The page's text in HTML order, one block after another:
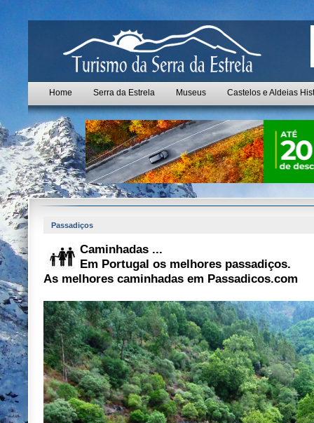
Home Serra da Estrela Museus Castelos e Aldeias
Passadiços
Caminhadas ...
Em Portugal os melhores passadiços.
As melhores caminhadas em Passadicos.com